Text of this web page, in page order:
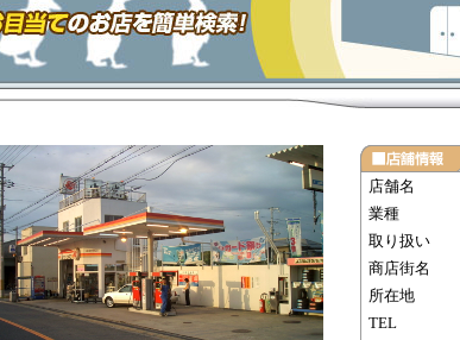
店舗名
業種
取り扱い
商店街名
所在地
TEL